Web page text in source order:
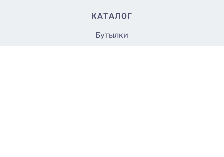
КАТАЛОГ
Бутылки